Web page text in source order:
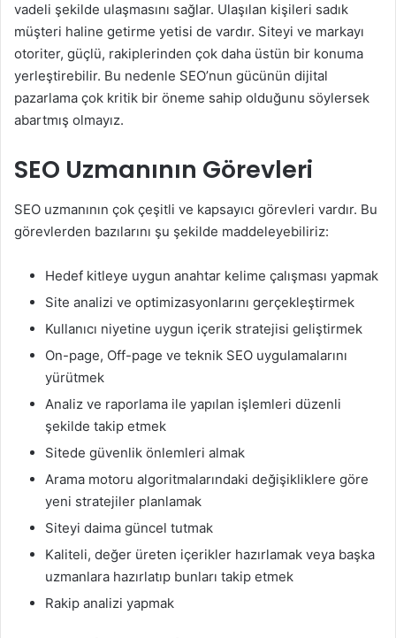
vadeli şekilde ulaşmasını sağlar. Ulaşılan kişileri sadık
müşteri haline getirme yetisi de vardır. Siteyi ve markayı
otoriter, güçlü, rakiplerinden çok daha üstün bir konuma
yerleştirebilir. Bu nedenle SEO’nun gücünün dijital
pazarlama çok kritik bir öneme sahip olduğunu söylersek
abartmış olmayız.
SEO Uzmanının Görevleri
SEO uzmanının çok çeşitli ve kapsayıcı görevleri vardır. Bu
görevlerden bazılarını şu şekilde maddeleyebiliriz:
Hedef kitleye uygun anahtar kelime çalışması yapmak
Site analizi ve optimizasyonlarını gerçekleştirmek
Kullanıcı niyetine uygun içerik stratejisi geliştirmek
On-page, Off-page ve teknik SEO uygulamalarını
yürütmek
Analiz ve raporlama ile yapılan işlemleri düzenli
şekilde takip etmek
Sitede güvenlik önlemleri almak
Arama motoru algoritmalarındaki değişikliklere göre
yeni stratejiler planlamak
Siteyi daima güncel tutmak
Kaliteli, değer üreten içerikler hazırlamak veya başka
uzmanlara hazırlatıp bunları takip etmek
Rakip analizi yapmak